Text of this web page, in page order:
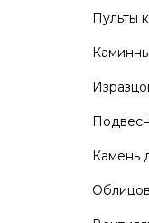
Пульты
Камень